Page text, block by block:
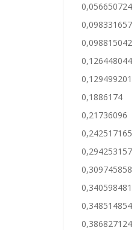
0,056650724
0,098331657
0,098815042
0,126448044
0,129499201
0,1886174
0,21736096
0,242517165
0,294253157
0,309745858
0,340598481
0,348514854
0,386827124